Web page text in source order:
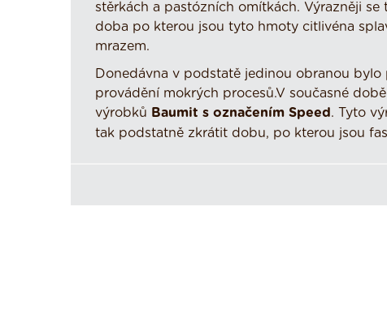
stěrkách a pastózních omítkách. Výrazněji
doba po kterou jsou tyto hmoty citlivéna
mrazem.
Donedávna v podstatě jedinou obranou
provádění mokrých procesů.V současné
výrobků Baumit s označením Speed . Tyto
tak podstatně zkrátit dobu, po kterou jsou